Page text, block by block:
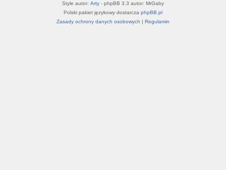
Style autor: Arty - phpBB 3.3 autor: MrGaby
Polski pakiet językowy dostarcza phpBB.pl
Zasady ochrony danych osobowych | Regulamin